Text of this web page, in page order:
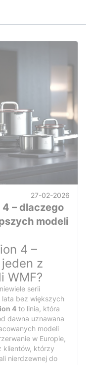
27-02-2026
4 – dlaczego
modeli
4 –
z
WMF?
serii
bez większych
4 to linia, która
dawna uznawana
modeli
w Europie,
klientów, którzy
nierdzewnej do